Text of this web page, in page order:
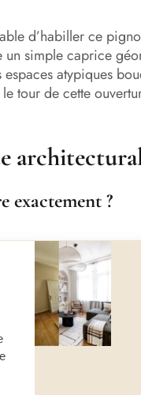
d’habiller ce
un simple caprice
atypiques
tour de cette
exactement ?
Avant Après